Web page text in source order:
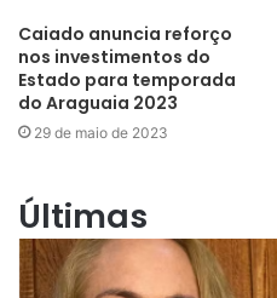
Caiado anuncia reforço
nos investimentos do
Estado para temporada
do Araguaia 2023
29 de maio de 2023
Últimas